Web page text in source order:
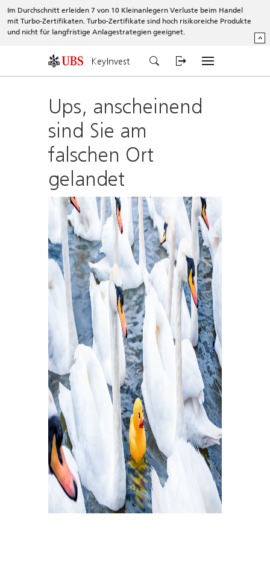
Im Durchschnitt erleiden 7 von 10 Kleinanlegern Verluste beim Handel
mit Turbo-Zertifikaten. Turbo-Zertifikate sind hoch risikoreiche Produkte
und nicht für langfristige Anlagestrategien geeignet.
^
KeyInvest
Ups, anscheinend
sind Sie am
falschen Ort
gelandet